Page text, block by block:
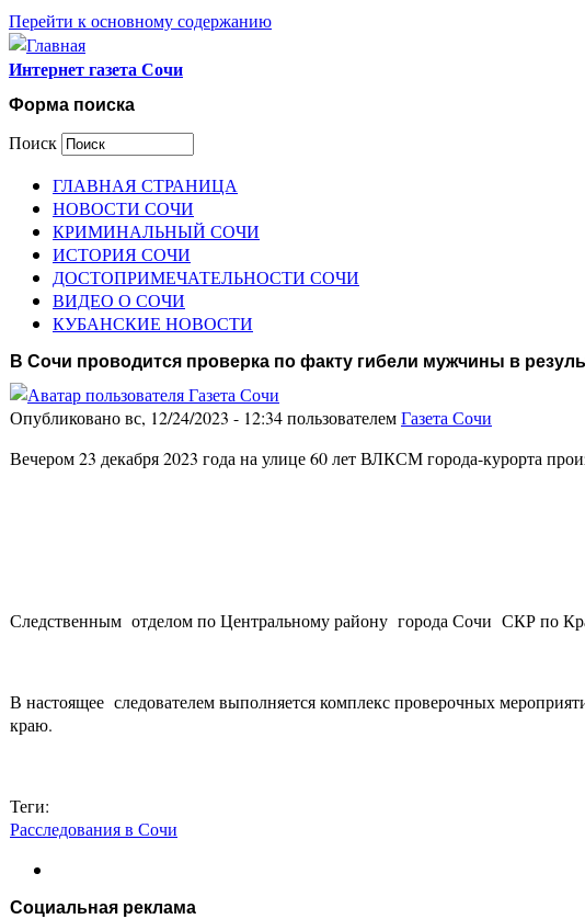
Перейти к основному содержанию
Интернет газета Сочи
Форма поиска
Поиск
ГЛАВНАЯ СТРАНИЦА
НОВОСТИ СОЧИ
КРИМИНАЛЬНЫЙ СОЧИ
ИСТОРИЯ СОЧИ
ДОСТОПРИМЕЧАТЕЛЬНОСТИ СОЧИ
ВИДЕО О СОЧИ
КУБАНСКИЕ НОВОСТИ
В Сочи проводится проверка по факту гибели мужчины в
Опубликовано вс, 12/24/2023 - 12:34 пользователемГазета Сочи
Вечером 23 декабря 2023 года на улице 60 лет ВЛКСМ города-курорта
Следственным отделом по Центральному району города Сочи СКР по
В настоящее следователем выполняется комплекс проверочных
краю.
Теги:
Расследования в Сочи
Социальная реклама